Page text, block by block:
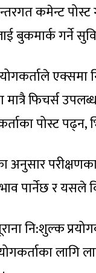
कमेन्ट पोस्ट
बुकमार्क गर्ने
मात्रै फिचर्स
पोस्ट पढ्न,
अनुसार
पार्नेछ र
नि:शुल्क
लागि